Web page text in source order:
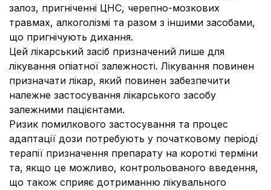
залоз, пригніченні ЦНС, черепно-мозкових
травмах, алкоголізмі та разом з іншими засобами,
що пригнічують дихання.
Цей лікарський засіб призначений лише для
лікування опіатної залежності. Лікування повинен
призначати лікар, який повинен забезпечити
належне застосування лікарського засобу
залежними пацієнтами.
Ризик помилкового застосування та процес
адаптації дози потребують у початковому періоді
терапії призначення препарату на короткі терміни
та, якщо це можливо, контрольованого введення,
що також сприяє дотриманню лікувального